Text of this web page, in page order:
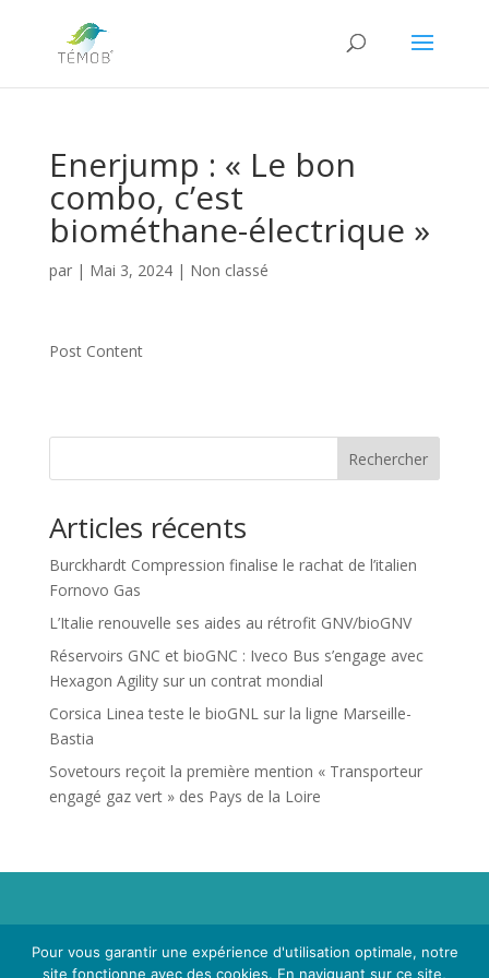
Enerjump : « Le bon
combo, c’est
biométhane-électrique »
par | Mai 3, 2024| Non classé
Post Content
Rechercher
Articles récents
Burckhardt Compression finalise le rachat de l’italien
Fornovo Gas
L’Italie renouvelle ses aides au rétrofit GNV/bioGNV
Réservoirs GNC et bioGNC : Iveco Bus s’engage avec
Hexagon Agility sur un contrat mondial
Corsica Linea teste le bioGNL sur la ligne Marseille-
Bastia
Sovetours reçoit la première mention « Transporteur
engagé gaz vert » des Pays de la Loire
Propriété de Territoire d'Energie Lot-et-Garonne. Voir
Mentions LégalesetPolitique de Confidentialité.
Pour vous garantir une expérience d'utilisation optimale, notre
site fonctionne avec des cookies. En naviguant sur ce site,